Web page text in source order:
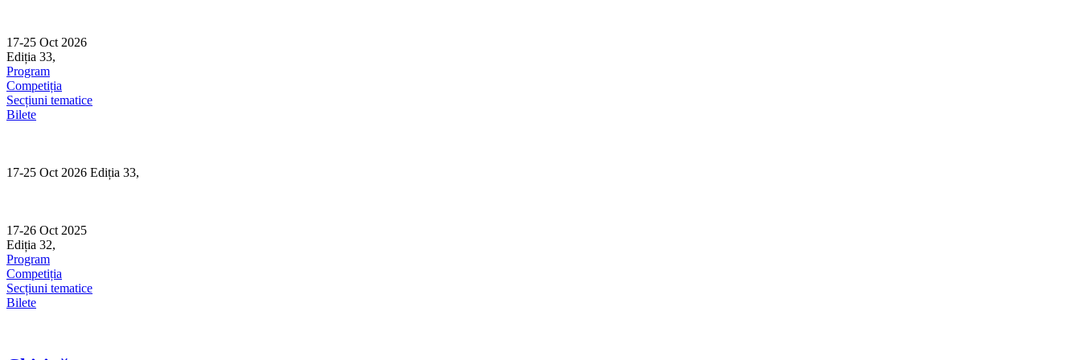
content
17-25 Oct 2026
Ediția 33,
Program
Competiția
Secțiuni tematice
Bilete
17-25 Oct 2026 Ediția 33,
17-26 Oct 2025
Ediția 32,
Program
Competiția
Secțiuni tematice
Bilete